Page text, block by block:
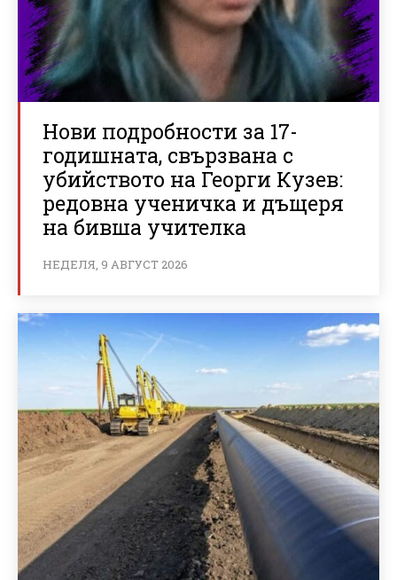
Нови подробности за 17-
годишната, свързвана с
убийството на Георги Кузев:
редовна ученичка и дъщеря
на бивша учителка
НЕДЕЛЯ, 9 АВГУСТ 2026